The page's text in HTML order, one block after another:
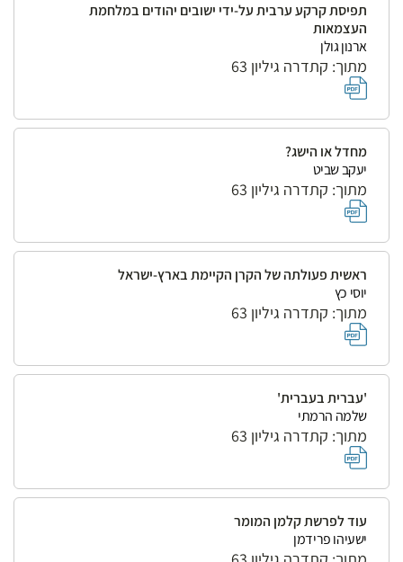
תפיסת קרקע ערבית על-ידי ישובים יהודים במלחמת
העצמאות
ארנון גולן
מתוך: קתדרה גיליון 63
מחדל או הישג?
יעקב שביט
מתוך: קתדרה גיליון 63
ראשית פעולתה של הקרן הקיימת בארץ-ישראל
יוסי כץ
מתוך: קתדרה גיליון 63
'עברית בעברית'
שלמה הרמתי
מתוך: קתדרה גיליון 63
עוד לפרשת קלמן המומר
ישעיהו פרידמן